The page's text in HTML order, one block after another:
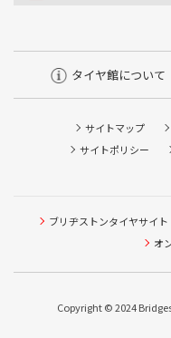
タイヤ館について
サイトマップ
サイトポリシー
ブリヂストンタイヤサイト
オ
Copyright © 2024
タイヤ点検・安全点
ピット作業の予約
本日のタイヤ履き替